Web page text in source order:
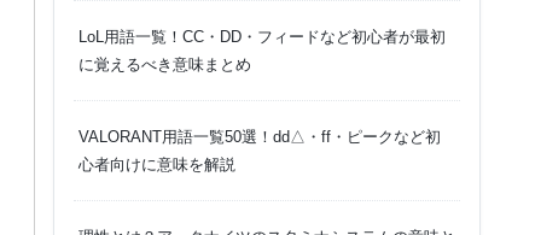
LoL用語一覧！CC・DD・フィードなど初心者が最初
に覚えるべき意味まとめ
VALORANT用語一覧50選！dd△・ff・ピークなど初
心者向けに意味を解説